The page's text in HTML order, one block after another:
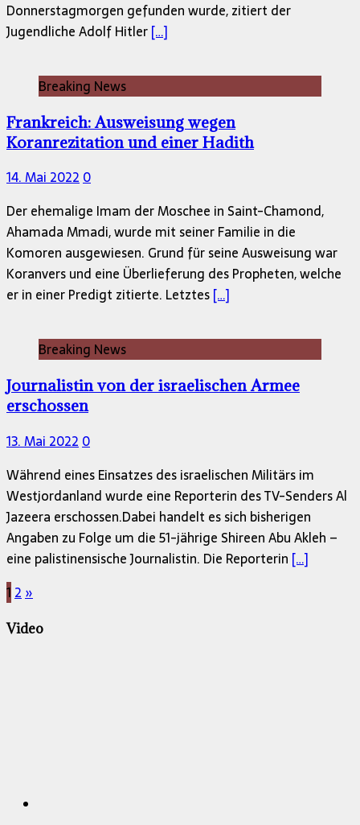
Donnerstagmorgen gefunden wurde, zitiert der
Jugendliche Adolf Hitler[…]
Breaking News
Frankreich: Ausweisung wegen
Koranrezitation und einer Hadith
14. Mai 20220
Der ehemalige Imam der Moschee in Saint-Chamond,
Ahamada Mmadi, wurde mit seiner Familie in die
Komoren ausgewiesen. Grund für seine Ausweisung war
Koranvers und eine Überlieferung des Propheten, welche
er in einer Predigt zitierte. Letztes[…]
Breaking News
Journalistin von der israelischen Armee
erschossen
13. Mai 2022 0
Während eines Einsatzes des israelischen Militärs im
Westjordanland wurde eine Reporterin des TV-Senders Al
Jazeera erschossen.Dabei handelt es sich bisherigen
Angaben zu Folge um die 51-jährige Shireen Abu Akleh –
eine palistinensische Journalistin. Die Reporterin […]
Seitennummerierung
der
1 2 »
Video